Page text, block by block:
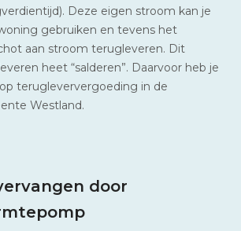
Deze eigen stroom kan je
gebruiken en tevens het
aan stroom terugleveren. Dit
heet “salderen”. Daarvoor heb je
terugleververgoeding in de
Westland.
door